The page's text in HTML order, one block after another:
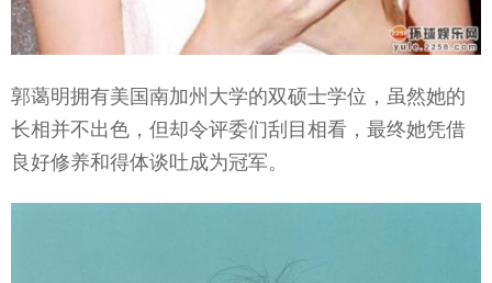
郭蔼明拥有美国南加州大学的双硕士学位，虽然她的
长相并不出色，但却令评委们刮目相看，最终她凭借
良好修养和得体谈吐成为冠军。